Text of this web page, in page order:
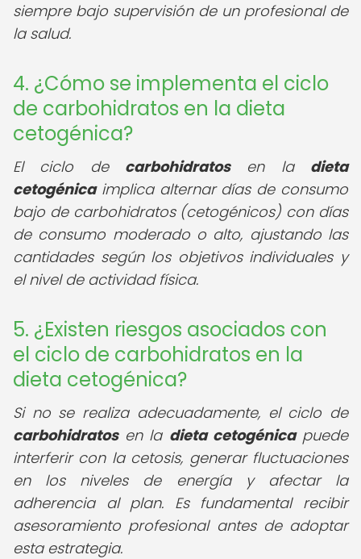
siempre bajo supervisión de un profesional de
la salud.
4. ¿Cómo se implementa el ciclo
de carbohidratos en la dieta
cetogénica?
El ciclo de carbohidratosen la dieta
cetogénicaimplica alternar días de consumo
bajo de carbohidratos (cetogénicos) con días
de consumo moderado o alto, ajustando las
cantidades según los objetivos individuales y
el nivel de actividad física.
5. ¿Existen riesgos asociados con
el ciclo de carbohidratos en la
dieta cetogénica?
Si no se realiza adecuadamente, el ciclo de
carbohidratosen la dieta cetogénicapuede
interferir con la cetosis, generar fluctuaciones
en los niveles de energía y afectar la
adherencia al plan. Es fundamental recibir
asesoramiento profesional antes de adoptar
esta estrategia.